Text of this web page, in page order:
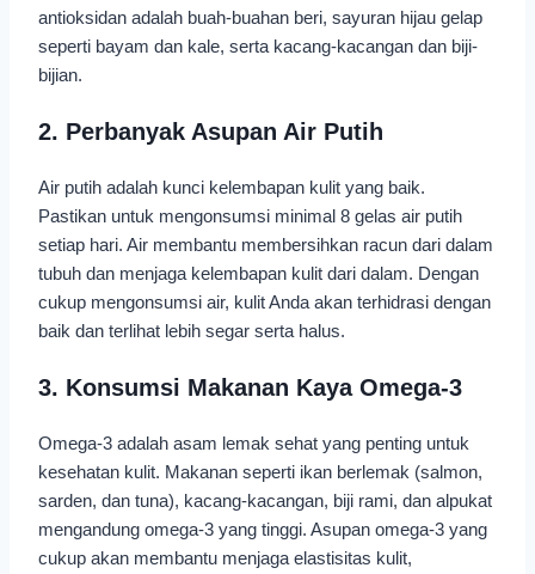
antioksidan adalah buah-buahan beri, sayuran hijau gelap
seperti bayam dan kale, serta kacang-kacangan dan biji-
bijian.
2. Perbanyak Asupan Air Putih
Air putih adalah kunci kelembapan kulit yang baik.
Pastikan untuk mengonsumsi minimal 8 gelas air putih
setiap hari. Air membantu membersihkan racun dari dalam
tubuh dan menjaga kelembapan kulit dari dalam. Dengan
cukup mengonsumsi air, kulit Anda akan terhidrasi dengan
baik dan terlihat lebih segar serta halus.
3. Konsumsi Makanan Kaya Omega-3
Omega-3 adalah asam lemak sehat yang penting untuk
kesehatan kulit. Makanan seperti ikan berlemak (salmon,
sarden, dan tuna), kacang-kacangan, biji rami, dan alpukat
mengandung omega-3 yang tinggi. Asupan omega-3 yang
cukup akan membantu menjaga elastisitas kulit,